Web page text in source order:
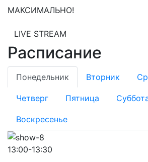
МАКСИМАЛЬНО!
LIVE STREAM
Расписание
Понедельник Вторник
Четверг Пятница
Воскресенье
13:00-13:30